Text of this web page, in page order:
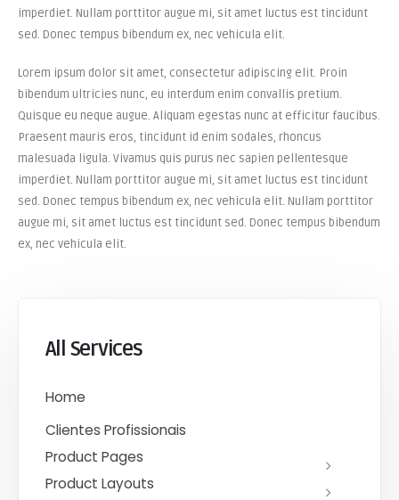
imperdiet. Nullam porttitor augue mi, sit amet luctus est tincidunt
sed. Donec tempus bibendum ex, nec vehicula elit.
Lorem ipsum dolor sit amet, consectetur adipiscing elit. Proin
bibendum ultricies nunc, eu interdum enim convallis pretium.
Quisque eu neque augue. Aliquam egestas nunc at efficitur faucibus.
Praesent mauris eros, tincidunt id enim sodales, rhoncus
malesuada ligula. Vivamus quis purus nec sapien pellentesque
imperdiet. Nullam porttitor augue mi, sit amet luctus est tincidunt
sed. Donec tempus bibendum ex, nec vehicula elit. Nullam porttitor
augue mi, sit amet luctus est tincidunt sed. Donec tempus bibendum
ex, nec vehicula elit.
All Services
Home
Clientes Profissionais
Product Pages
Product Layouts